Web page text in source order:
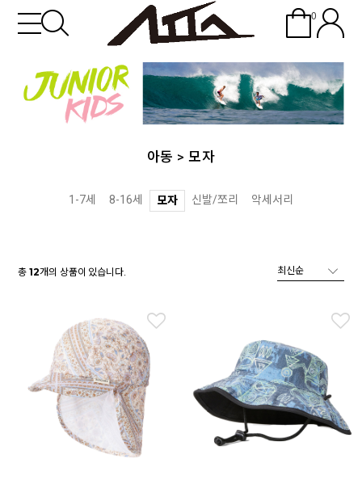
0
아동 >모자
1-7세 8-16세 모자 신발/쪼리 악세서리
총12개의 상품이 있습니다.